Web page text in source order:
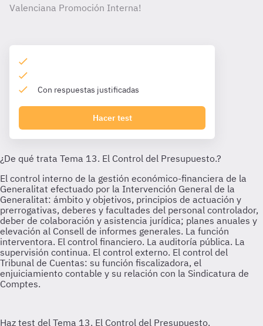
Valenciana Promoción Interna!
Con respuestas justificadas
Hacer test